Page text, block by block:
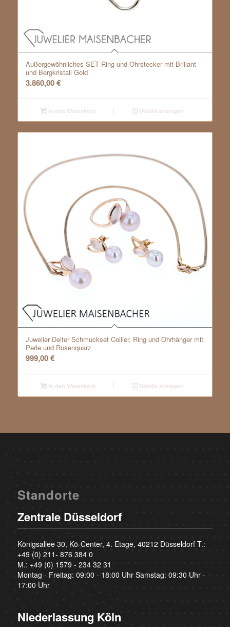
Außergewöhnliches SET Ring und Ohrstecker mit Brillant
und Bergkristall Gold
3.860,00€
In den Warenkorb Details anzeigen
Juwelier Deiter Schmuckset Collier, Ring und Ohrhänger mit
Perle und Rosenquarz
999,00€
In den Warenkorb Details anzeigen
Standorte
Zentrale Düsseldorf
Königsallee 30, Kö-Center, 4. Etage, 40212 Düsseldorf T.:
+49 (0) 211- 876 384 0
M.: +49 (0) 1579 - 234 32 31
Montag - Freitag: 09:00 - 18:00 Uhr Samstag: 09:30 Uhr -
17:00 Uhr
Niederlassung Köln